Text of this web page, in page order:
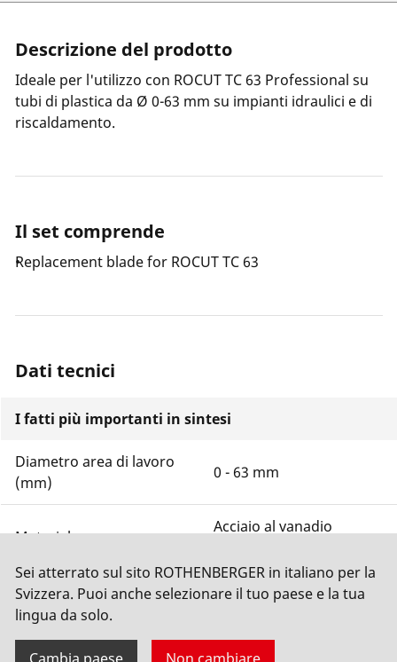
Descrizione del prodotto
Ideale per l'utilizzo con ROCUT TC 63 Professional su
tubi di plastica da Ø 0-63 mm su impianti idraulici e di
riscaldamento.
Il set comprende
Replacement blade for ROCUT TC 63
Dati tecnici
I fatti più importanti in sintesi
Diametro area di lavoro
(mm)
0 - 63 mm
Materiale
Acciaio al vanadio
Materiale da taglio PP, PE, PEX, PB, PVDF
Mostra di più
Sei atterrato sul sito ROTHENBERGER in italiano per la
Svizzera. Puoi anche selezionare il tuo paese e la tua
lingua da solo.